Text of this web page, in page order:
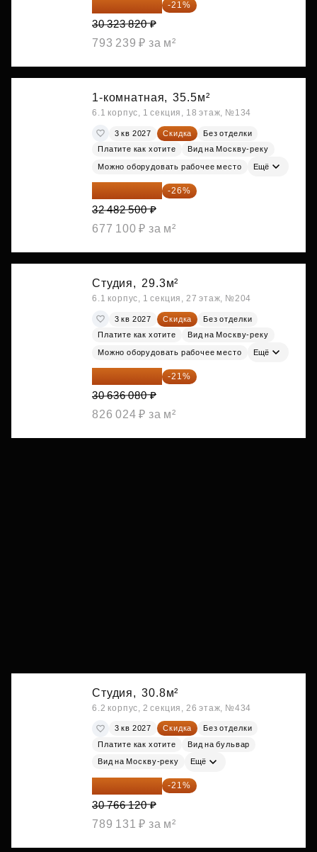
23 955 818 ₽ -21%
30 323 820 ₽
793 239 ₽ за м²
1-комнатная, 35.5м²
6.1 корпус, 1 секция, 18 этаж, №134
3 кв 2027 Скидка
Без отделки
Платите как хотите
Вид на Москву-реку
Можно оборудовать рабочее место Ещё
24 037 050 ₽ -26%
32 482 500 ₽
677 100 ₽ за м²
Студия, 29.3м²
6.1 корпус, 1 секция, 27 этаж, №204
3 кв 2027 Скидка
Без отделки
Платите как хотите
Вид на Москву-реку
Можно оборудовать рабочее место Ещё
24 202 503 ₽ -21%
30 636 080 ₽
826 024 ₽ за м²
Студия, 30.8м²
6.2 корпус, 2 секция, 26 этаж, №434
3 кв 2027 Скидка
Без отделки
Платите как хотите
Вид на бульвар
Вид на Москву-реку Ещё
24 305 235 ₽ -21%
30 766 120 ₽
789 131 ₽ за м²